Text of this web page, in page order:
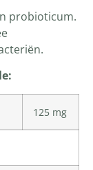
probioticum.
125 mg